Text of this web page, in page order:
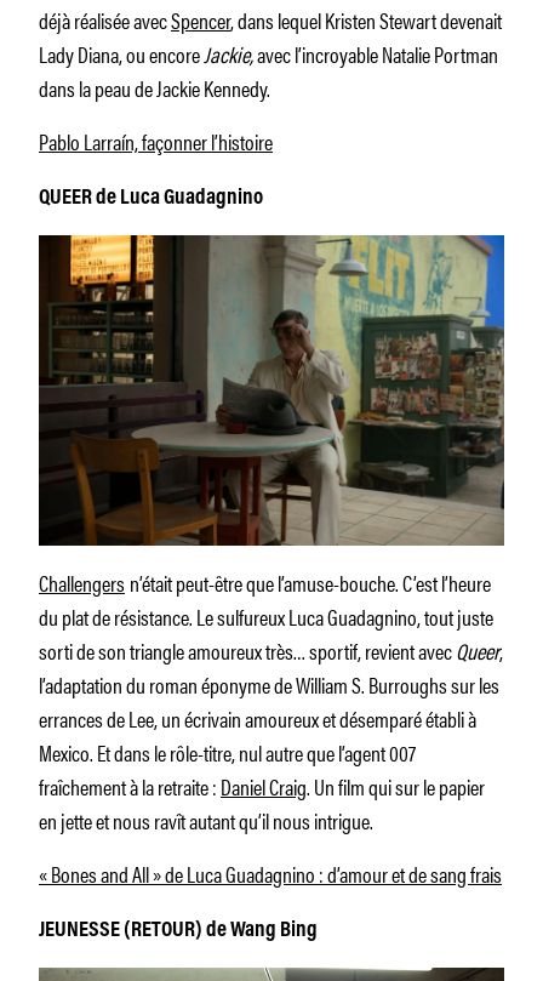
déjà réalisée avecSpencer, dans lequel Kristen Stewart devenait
Lady Diana, ou encoreJackie,avec l’incroyable Natalie Portman
dans la peau de Jackie Kennedy.
Pablo Larraín, façonner l’histoire
QUEER de Luca Guadagnino
Challengersn’était peut-être que l’amuse-bouche. C’est l’heure
du plat de résistance. Le sulfureux Luca Guadagnino, tout juste
sorti de son triangle amoureux très… sportif, revient avecQueer,
l’adaptation du roman éponyme de William S. Burroughs sur les
errances de Lee, un écrivain amoureux et désemparé établi à
Mexico. Et dans le rôle-titre, nul autre que l’agent 007
fraîchement à la retraite :Daniel Craig. Un film qui sur le papier
en jette et nous ravît autant qu’il nous intrigue.
« Bones and All » de Luca Guadagnino : d’amour et de sang frais
JEUNESSE (RETOUR) de Wang Bing